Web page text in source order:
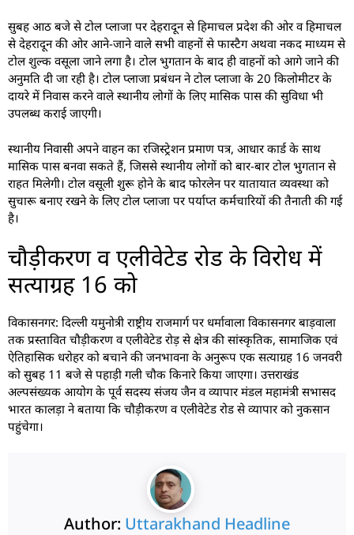
सुबह आठ बजे से टोल प्लाजा पर देहरादून से हिमाचल प्रदेश की ओर व हिमाचल
से देहरादून की ओर आने-जाने वाले सभी वाहनों से फास्टैग अथवा नकद माध्यम से
टोल शुल्क वसूला जाने लगा है। टोल भुगतान के बाद ही वाहनों को आगे जाने की
अनुमति दी जा रही है। टोल प्लाजा प्रबंधन ने टोल प्लाजा के 20 किलोमीटर के
दायरे में निवास करने वाले स्थानीय लोगों के लिए मासिक पास की सुविधा भी
उपलब्ध कराई जाएगी।
स्थानीय निवासी अपने वाहन का रजिस्ट्रेशन प्रमाण पत्र, आधार कार्ड के साथ
मासिक पास बनवा सकते हैं, जिससे स्थानीय लोगों को बार-बार टोल भुगतान से
राहत मिलेगी। टोल वसूली शुरू होने के बाद फोरलेन पर यातायात व्यवस्था को
सुचारू बनाए रखने के लिए टोल प्लाजा पर पर्याप्त कर्मचारियों की तैनाती की गई
है।
चौड़ीकरण व एलीवेटेड रोड के विरोध में
सत्याग्रह 16 को
विकासनगर: दिल्ली यमुनोत्री राष्ट्रीय राजमार्ग पर धर्मावाला विकासनगर बाड़वाला
तक प्रस्तावित चौड़ीकरण व एलीवेटेड रोड़ से क्षेत्र की सांस्कृतिक, सामाजिक एवं
ऐतिहासिक धरोहर को बचाने की जनभावना के अनुरूप एक सत्याग्रह 16 जनवरी
को सुबह 11 बजे से पहाड़ी गली चौक किनारे किया जाएगा। उत्तराखंड
अल्पसंख्यक आयोग के पूर्व सदस्य संजय जैन व व्यापार मंडल महामंत्री सभासद
भारत कालड़ा ने बताया कि चौड़ीकरण व एलीवेटेड रोड से व्यापार को नुकसान
पहुंचेगा।
Author: Uttarakhand Headline